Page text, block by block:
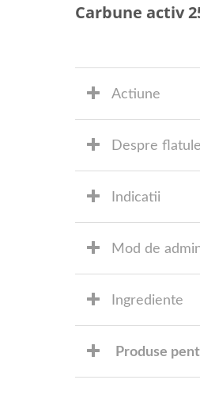
Carbune activ
Actiune
Despre
Indicatii
Mod de
Ingrediente
Produse